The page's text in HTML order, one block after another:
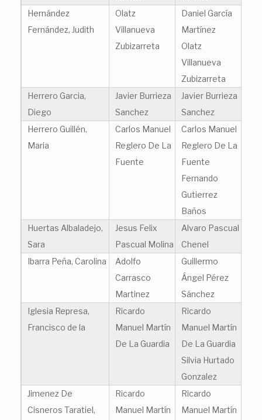
Hernández
Fernández, Judith
Olatz
Villanueva
Zubizarreta
Daniel García
Martínez
Olatz
Villanueva
Zubizarreta
Herrero Garcia,
Diego
Javier Burrieza
Sanchez
Javier Burrieza
Sanchez
Herrero Guillén,
Maria
Carlos Manuel
Reglero De La
Fuente
Carlos Manuel
Reglero De La
Fuente
Fernando
Gutierrez
Baños
Huertas Albaladejo,
Sara
Jesus Felix
Pascual Molina
Alvaro Pascual
Chenel
Ibarra Peña, Carolina
Adolfo
Carrasco
Martinez
Guillermo
Ángel Pérez
Sánchez
Iglesia Represa,
Francisco de la
Ricardo
Manuel Martín
De La Guardia
Ricardo
Manuel Martín
De La Guardia
Silvia Hurtado
Gonzalez
Jimenez De
Cisneros Taratiel,
Ricardo
Manuel Martín
Ricardo
Manuel Martín